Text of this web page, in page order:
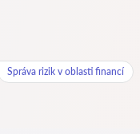
Správa rizik v oblasti financí